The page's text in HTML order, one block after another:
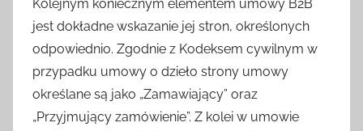
Kolejnym koniecznym elementem umowy B2B
jest dokładne wskazanie jej stron, określonych
odpowiednio. Zgodnie z Kodeksem cywilnym w
przypadku umowy o dzieło strony umowy
określane są jako „Zamawiający” oraz
„Przyjmujący zamówienie”. Z kolei w umowie